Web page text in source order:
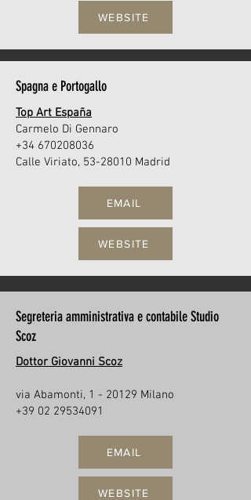
WEBSITE
Spagna e Portogallo
Top Art España
Carmelo Di Gennaro
+34 670208036
Calle Viriato, 53-28010 Madrid
EMAIL
WEBSITE
Segreteria amministrativa e contabile Studio
Scoz
Dottor Giovanni Scoz
via Abamonti, 1 - 20129 Milano
+39 02 29534091
EMAIL
WEBSITE